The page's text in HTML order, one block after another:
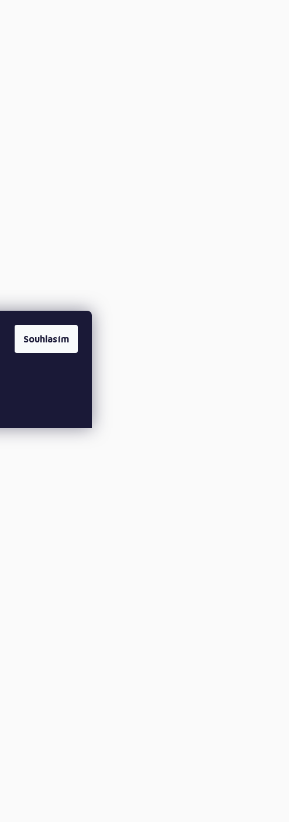
Souhlasím